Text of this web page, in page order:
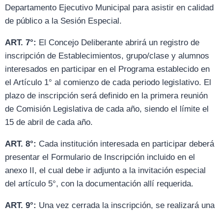
Departamento Ejecutivo Municipal para asistir en calidad
de público a la Sesión Especial.
ART. 7°: El Concejo Deliberante abrirá un registro de
inscripción de Establecimientos, grupo/clase y alumnos
interesados en participar en el Programa establecido en
el Artículo 1° al comienzo de cada periodo legislativo. El
plazo de inscripción será definido en la primera reunión
de Comisión Legislativa de cada año, siendo el límite el
15 de abril de cada año.
ART. 8°: Cada institución interesada en participar deberá
presentar el Formulario de Inscripción incluido en el
anexo II, el cual debe ir adjunto a la invitación especial
del artículo 5°, con la documentación allí requerida.
ART. 9°: Una vez cerrada la inscripción, se realizará una